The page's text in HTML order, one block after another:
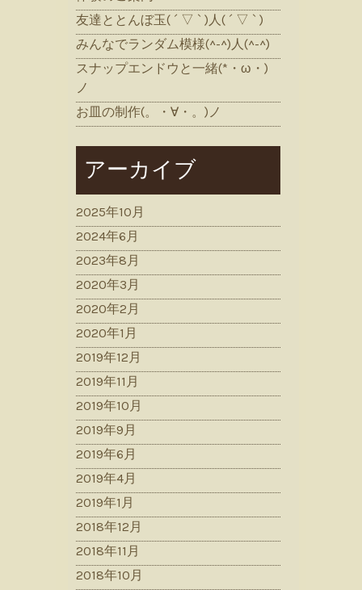
友達ととんぼ玉( ´ ▽ ` )人( ´ ▽ ` )
みんなでランダム模様(^-^)人(^-^)
スナップエンドウと一緒(*・ω・)
ノ
お皿の制作(。・∀・。)ノ
アーカイブ
2025年10月
2024年6月
2023年8月
2020年3月
2020年2月
2020年1月
2019年12月
2019年11月
2019年10月
2019年9月
2019年6月
2019年4月
2019年1月
2018年12月
2018年11月
2018年10月